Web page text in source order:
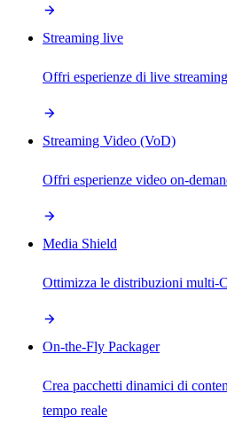
Streaming live
Offri esperienze di live
Streaming Video (VoD)
Offri esperienze video on-
Media Shield
Ottimizza le distribuzioni multi-
On-the-Fly Packager
Crea pacchetti dinamici di
tempo reale